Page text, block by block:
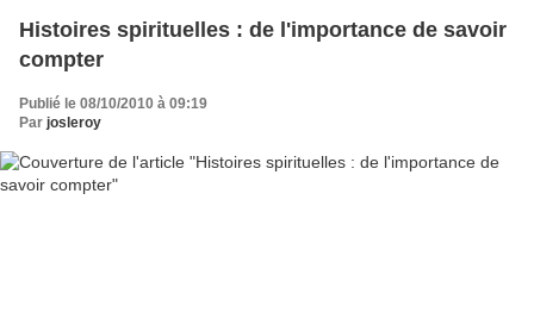
Histoires spirituelles : de l'importance de savoir
compter
Publié le 08/10/2010 à 09:19
Par josleroy